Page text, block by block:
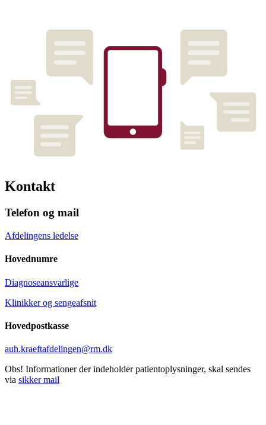
Kontakt
Telefon og mail
Afdelingens ledelse
Hovednumre
Diagnoseansvarlige
Klinikker og sengeafsnit
Hovedpostkasse
auh.kraeftafdelingen@rm.dk
Obs! Informationer der indeholder patientoplysninger, skal sendes
via sikker mail